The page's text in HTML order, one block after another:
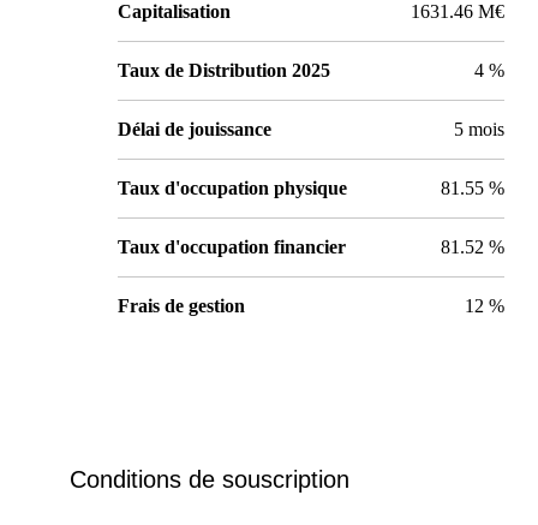
Capitalisation 1631.46 M€
Taux de Distribution 2025 4 %
Délai de jouissance 5 mois
Taux d'occupation physique 81.55 %
Taux d'occupation financier 81.52 %
Frais de gestion 12 %
Conditions de souscription